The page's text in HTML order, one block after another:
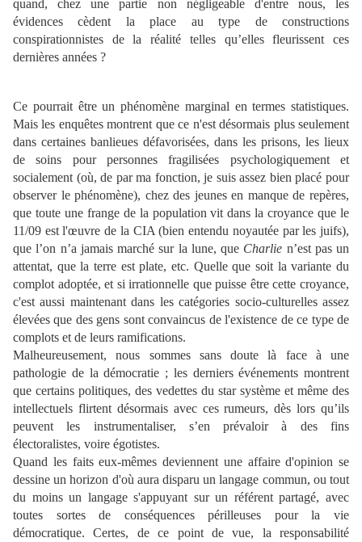
quand, chez une partie non négligeable d'entre nous, les
évidences cèdent la place au type de constructions
conspirationnistes de la réalité telles qu’elles fleurissent ces
dernières années ?
Ce pourrait être un phénomène marginal en termes statistiques.
Mais les enquêtes montrent que ce n'est désormais plus seulement
dans certaines banlieues défavorisées, dans les prisons, les lieux
de soins pour personnes fragilisées psychologiquement et
socialement (où, de par ma fonction, je suis assez bien placé pour
observer le phénomène), chez des jeunes en manque de repères,
que toute une frange de la population vit dans la croyance que le
11/09 est l'œuvre de la CIA (bien entendu noyautée par les juifs),
que l’on n’a jamais marché sur la lune, que Charlie n’est pas un
attentat, que la terre est plate, etc. Quelle que soit la variante du
complot adoptée, et si irrationnelle que puisse être cette croyance,
c'est aussi maintenant dans les catégories socio-culturelles assez
élevées que des gens sont convaincus de l'existence de ce type de
complots et de leurs ramifications.
Malheureusement, nous sommes sans doute là face à une
pathologie de la démocratie ; les derniers événements montrent
que certains politiques, des vedettes du star système et même des
intellectuels flirtent désormais avec ces rumeurs, dès lors qu’ils
peuvent les instrumentaliser, s’en prévaloir à des fins
électoralistes, voire égotistes.
Quand les faits eux-mêmes deviennent une affaire d'opinion se
dessine un horizon d'où aura disparu un langage commun, ou tout
du moins un langage s'appuyant sur un référent partagé, avec
toutes sortes de conséquences périlleuses pour la vie
démocratique. Certes, de ce point de vue, la responsabilité